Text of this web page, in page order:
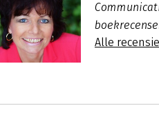
Alle